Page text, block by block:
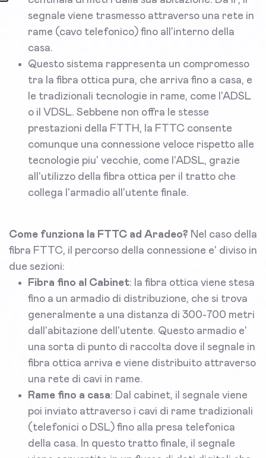
segnale viene trasmesso attraverso una rete in
rame (cavo telefonico) fino all'interno della
casa.
Questo sistema rappresenta un compromesso
tra la fibra ottica pura, che arriva fino a casa, e
le tradizionali tecnologie in rame, come l'ADSL
o il VDSL. Sebbene non offra le stesse
prestazioni della FTTH, la FTTC consente
comunque una connessione veloce rispetto alle
tecnologie piu' vecchie, come l'ADSL, grazie
all'utilizzo della fibra ottica per il tratto che
collega l'armadio all'utente finale.
Come funziona la FTTC ad Aradeo? Nel caso della
fibra FTTC, il percorso della connessione e' diviso in
due sezioni:
Fibra fino al Cabinet: la fibra ottica viene stesa
fino a un armadio di distribuzione, che si trova
generalmente a una distanza di 300-700 metri
dall'abitazione dell'utente. Questo armadio e'
una sorta di punto di raccolta dove il segnale in
fibra ottica arriva e viene distribuito attraverso
una rete di cavi in rame.
Rame fino a casa: Dal cabinet, il segnale viene
poi inviato attraverso i cavi di rame tradizionali
(telefonici o DSL) fino alla presa telefonica
della casa. In questo tratto finale, il segnale